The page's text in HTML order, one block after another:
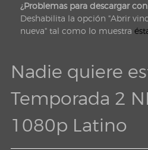
¿Problemas para descargar
Deshabilita la opción "Abrir
nueva" tal como lo muestra
Nadie quiere
Temporada 2
1080p Latino